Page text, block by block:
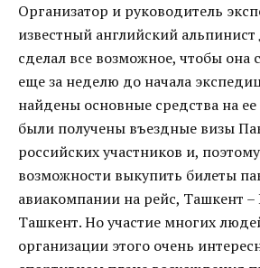
Организатор и руководитель
известный английский альпинист
сделал все возможное, чтобы она
еще за неделю до начала
найдены основные средства на
были получены въездные визы
российских участников и,
возможности выкупить билеты
авиакомпании на рейс, Ташкент
Ташкент. Но участие многих
организации этого очень